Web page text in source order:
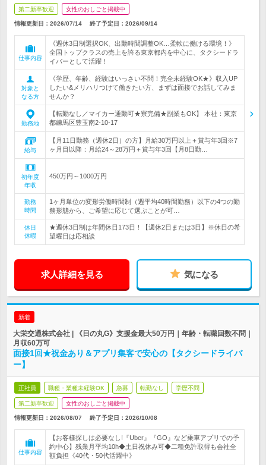
第二新卒歓迎 女性のおしごと掲載中
情報更新日：2026/07/14 終了予定日： 2026/09/14
仕事内容
《週休3日制選択OK、出勤時間調整OK…柔軟に働ける環境！》
全国トップクラスの売上を誇る東京都内を中心に、タクシードラ
イバーとして活躍！
対象と
なる方
《学歴、年齢、経験はいっさい不問！完全未経験OK★》収入UP
したい&メリハリつけて働きたい方、まずは面接でお話してみま
せんか？
勤務地
【転勤なし／マイカー通勤可★寮完備★副業もOK】 本社：東京
都練馬区豊玉南2-10-17
給与
【月11日勤務（週休2日）の方】月給30万円以上＋賞与年3回※7
ヶ月目以降：月給24～28万円＋賞与年3回【月8日勤…
初年度
年収
450万円～1000万円
勤務
時間
1ヶ月単位の変形労働時間制（週平均40時間勤務）以下の4つの勤
務形態から、ご希望に応じて選ぶことが可…
休日
休暇
★週休3日制は年間休日173日！【週休2日または3日】※休日の希
望曜日は応相談
求人詳細を見る 気になる
新着
大栄交通株式会社 | 《日の丸G》支援金最大50万円｜年齢・転職回数不問｜
月収60万可
面接1回★祝金あり＆アプリ集客で安心の【タクシードライバ
ー】
正社員 職種・業種未経験OK 急募 転勤なし 学歴不問
第二新卒歓迎 女性のおしごと掲載中
情報更新日：2026/08/07 終了予定日： 2026/10/08
仕事内容
【お客様探しは必要なし!『Uber』『GO』など乗車アプリでの予
約中心】残業月平均10h◆土日祝休み可◆二種免許取得も会社全
額負担《40代・50代活躍中》